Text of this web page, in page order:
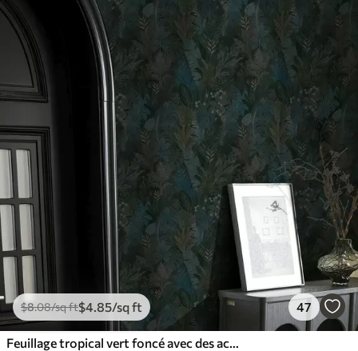
$8.08/sq ft$4.85/sq ft 47
Feuillage tropical vert foncé avec des accents bleus